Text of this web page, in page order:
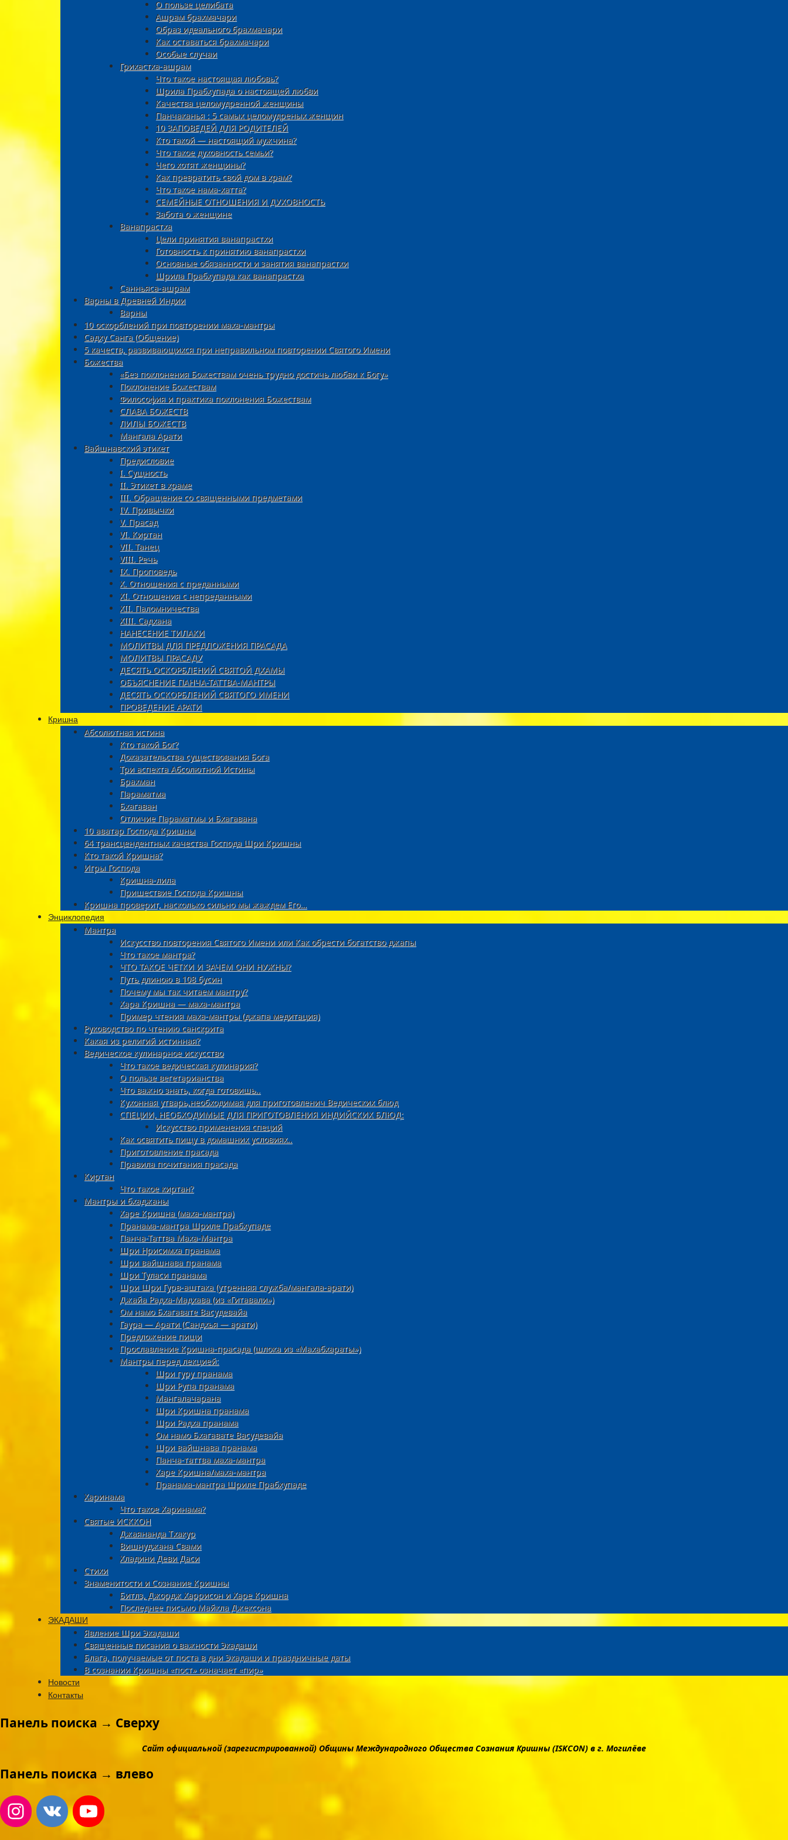
О пользе целибата
Ашрам брахмачари
Образ идеального брахмачари
Как оставаться брахмачари
Особые случаи
Грихастха-ашрам
Что такое настоящая любовь?
Шрила Прабхупада о настоящей любви
Качества целомудренной женщины
Панчаканья : 5 самых целомудреных женщин
10 ЗАПОВЕДЕЙ ДЛЯ РОДИТЕЛЕЙ
Кто такой — настоящий мужчина?
Что такое духовность семьи?
Чего хотят женщины?
Как превратить свой дом в храм?
Что такое нама-хатта?
СЕМЕЙНЫЕ ОТНОШЕНИЯ И ДУХОВНОСТЬ
Забота о женщине
Ванапрастха
Цели принятия ванапрастхи
Готовность к принятию ванапрастхи
Основные обязанности и занятия ванапрастхи
Шрила Прабхупада как ванапрастха
Санньяса-ашрам
Варны в Древней Индии
Варны
10 оскорблений при повторении маха-мантры
Садху Санга (Общение)
5 качеств, развивающихся при неправильном повторении Святого Имени
Божества
«Без поклонения Божествам очень трудно достичь любви к Богу»
Поклонение Божествам
Философия и практика поклонения Божествам
СЛАВА БОЖЕСТВ
ЛИЛЫ БОЖЕСТВ
Мангала Арати
Вайшнавский этикет
Предисловие
I. Сущность
II. Этикет в храме
III. Oбращение со священными предметами
IV. Привычки
V. Прасад
VI. Киртан
VII. Танец
VIII. Речь
IX. Проповедь
X. Отношения с преданными
XI. Oтношения с непреданными
XII. Паломничества
XIII. Садхана
НАНЕСЕНИЕ ТИЛАКИ
МОЛИТВЫ ДЛЯ ПРЕДЛОЖЕНИЯ ПРАСАДА
МОЛИТВЫ ПРАСАДУ
ДЕСЯТЬ ОСКОРБЛЕНИЙ СВЯТОЙ ДХАМЫ
ОБЪЯСНЕНИЕ ПАНЧА-ТАТТВА-МАНТРЫ
ДЕСЯТЬ ОСКОРБЛЕНИЙ СВЯТОГО ИМЕНИ
ПРОВЕДЕНИЕ АРАТИ
Кришна
Абсолютная истина
Кто такой Бог?
Доказательства существования Бога
Три аспекта Абсолютной Истины
Брахман
Параматма
Бхагаван
Отличие Параматмы и Бхагавана
10 аватар Господа Кришны
64 трансцендентных качества Господа Шри Кришны
Кто такой Кришна?
Игры Господа
Кришна-лила
Пришествие Господа Кришны
Кришна проверит, насколько сильно мы жаждем Его…
Энциклопедия
Мантра
Искусство повторения Святого Имени или Как обрести богатство джапы
Что такое мантра?
ЧТО ТАКОЕ ЧЕТКИ И ЗАЧЕМ ОНИ НУЖНЫ?
Путь длиною в 108 бусин
Почему мы так читаем мантру?
Хара Кришна — маха-мантра
Пример чтения маха-мантры (джапа медитация)
Руководство по чтению санскрита
Какая из религий истинная?
Ведическое кулинарное искусство
Что такое ведическая кулинария?
О пользе вегетарианства
Что важно знать, когда готовишь..
Кухонная утварь,необходимая для приготовленич Ведических блюд
СПЕЦИИ, НЕОБХОДИМЫЕ ДЛЯ ПРИГОТОВЛЕНИЯ ИНДИЙСКИХ БЛЮД:
Искусство применения специй
Как освятить пищу в домашних условиях..
Приготовление прасада
Правила почитания прасада
Киртан
Что такое киртан?
Мантры и бхаджаны
Харе Кришна (маха-мантра)
Пранама-мантра Шриле Прабхупаде
Панча-Таттва Маха-Мантра
Шри Нрисимха пранама
Шри вайшнава пранама
Шри Туласи пранама
Шри Шри Гурв-аштака (утренняя служба/мангала-арати)
Джайа Радха-Мадхава (из «Гитавали»)
Ом намо Бхагавате Васудевайа
Гаура — Арати (Сандхья — арати)
Предложение пищи
Прославление Кришна-прасада (шлока из «Махабхараты»)
Мантры перед лекцией:
Шри гуру пранама
Шри Рупа пранама
Мангалачарана
Шри Кришна пранама
Шри Радха пранама
Ом намо Бхагавате Васудевайа
Шри вайшнава пранама
Панча-таттва маха-мантра
Харе Кришна/маха-мантра
Пранама-мантра Шриле Прабхупаде
Харинама
Что такое Харинама?
Святые ИСККОН
Джаянанда Тхакур
Вишнуджана Свами
Хладини Деви Даси
Стихи
Знаменитости и Сознание Кришны
Битлз, Джордж Харрисон и Харе Кришна
Последнее письмо Майкла Джексона
ЭКАДАШИ
Явление Шри Экадаши
Священные писания о важности Экадаши
Блага, получаемые от поста в дни Экадаши и праздничные даты
В сознании Кришны «пост» означает «пир»
Новости
Контакты
Панель поиска → Сверху
Сайт официальной (зарегистрированной) Общины Международного Общества Сознания Кришны (ISKCON) в г. Могилёве
Панель поиска → влево